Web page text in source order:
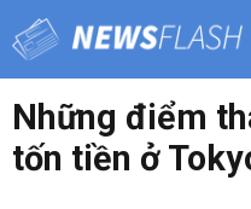
Những điểm
tốn tiền ở